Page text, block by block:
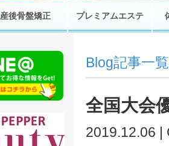
産後骨盤矯正 プレミアムエステ
Blog記事一覧
全国大会
2019.12.06